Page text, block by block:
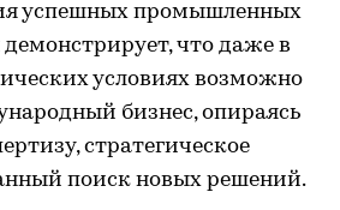
успешных промышленных
что даже в
условиях возможно
бизнес, опираясь
стратегическое
поиск новых решений.